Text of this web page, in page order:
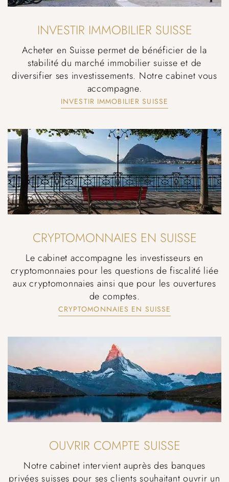
INVESTIR IMMOBILIER SUISSE
Acheter en Suisse permet de bénéficier de la
stabilité du marché immobilier suisse et de
diversifier ses investissements. Notre cabinet vous
accompagne.
INVESTIR IMMOBILIER SUISSE
CRYPTOMONNAIES EN SUISSE
Le cabinet accompagne les investisseurs en
cryptomonnaies pour les questions de fiscalité liée
aux cryptomonnaies ainsi que pour les ouvertures
de comptes.
CRYPTOMONNAIES EN SUISSE
OUVRIR COMPTE SUISSE
Notre cabinet intervient auprès des banques
privées suisses pour ses clients souhaitant ouvrir un